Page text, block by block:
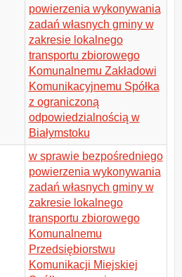
powierzenia wykonywania
zadań własnych gminy w
zakresie lokalnego
transportu zbiorowego
Komunalnemu Zakładowi
Komunikacyjnemu Spółka
z ograniczoną
odpowiedzialnością w
Białymstoku
w sprawie bezpośredniego
powierzenia wykonywania
zadań własnych gminy w
zakresie lokalnego
transportu zbiorowego
Komunalnemu
Przedsiębiorstwu
Komunikacji Miejskiej